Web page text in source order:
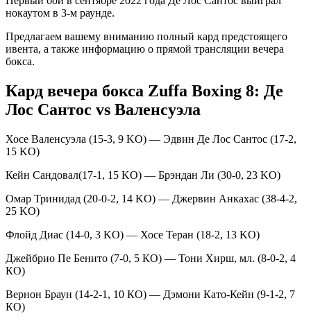
нокаутом в 3-м раунде.
Предлагаем вашему вниманию полный кард предстоящего
ивента, а также информацию о прямой трансляции вечера
бокса.
Кард вечера бокса Zuffa Boxing 8: Де
Лос Сантос vs Валенсуэла
Хосе Валенсуэла (15-3, 9 KO) — Эдвин Де Лос Сантос (17-2,
15 KO)
Кейн Сандовал(17-1, 15 KO) — Брэндан Ли (30-0, 23 KO)
Омар Тринидад (20-0-2, 14 KO) — Джервин Анкахас (38-4-2,
25 KO)
Флойд Диас (14-0, 3 KO) — Хосе Теран (18-2, 13 KO)
Джейбрио Пе Бенито (7-0, 5 КО) — Тони Хирш, мл. (8-0-2, 4
КО)
Вернон Браун (14-2-1, 10 КО) — Дэмони Като-Кейн (9-1-2, 7
КО)